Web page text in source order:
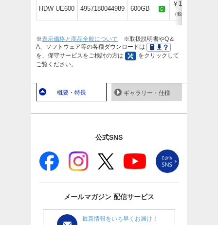
HDW-UE600 4957180044989 600GB
￥103,400
（税抜￥94,000）
※表示価格と商品全般について ※取扱説明書やQ＆
A、ソフトウェア等の各種ダウンロードは
を、保守サービスをご検討の方は
をクリックして
ご覧ください。
概要・特長 ギャラリー・仕様
公式SNS
メールマガジン 配信サービス
最新情報をいち早くお届け！